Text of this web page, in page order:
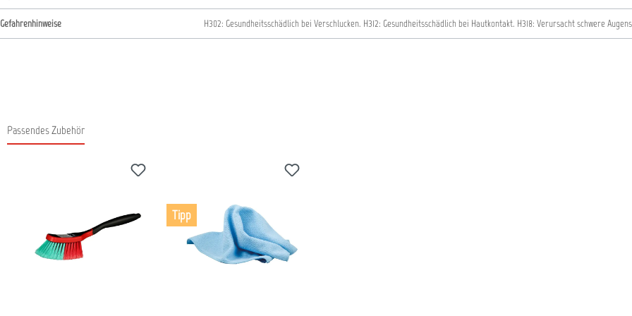
Gefahrenhinweise H302: Gesundheitsschädlich bei Verschlucken. H312: Gesundheitsschädlich bei Hautkontakt. H318: Verursacht schwere
Passendes Zubehör
Tipp